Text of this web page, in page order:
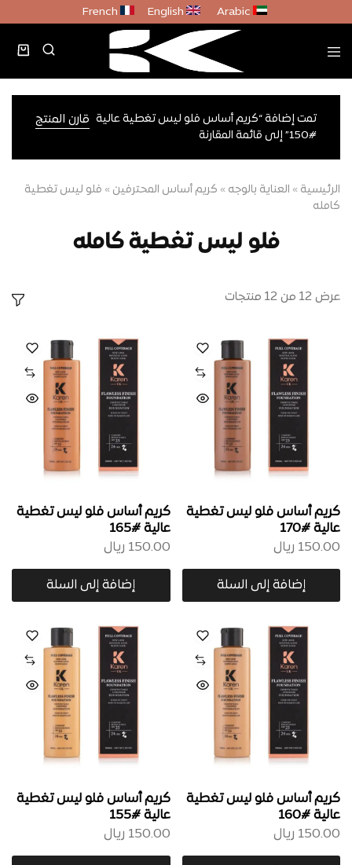
Arabic
English
French
قارن المنتج تمت إضافة “كريم أساس فلو ليس تغطية عالية
#150” إلى قائمة المقارنة
الرئيسية » العناية بالوجه » كريم أساس المحترفين » فلو ليس تغطية
كامله
فلو ليس تغطية كامله
عرض من 12 منتجات
كريم أساس فلو ليس تغطية
عالية #170
150.00 ريال
إضافة إلى السلة
كريم أساس فلو ليس تغطية
عالية #165
150.00 ريال
إضافة إلى السلة
كريم أساس فلو ليس تغطية
عالية #160
150.00 ريال
كريم أساس فلو ليس تغطية
عالية #155
150.00 ريال